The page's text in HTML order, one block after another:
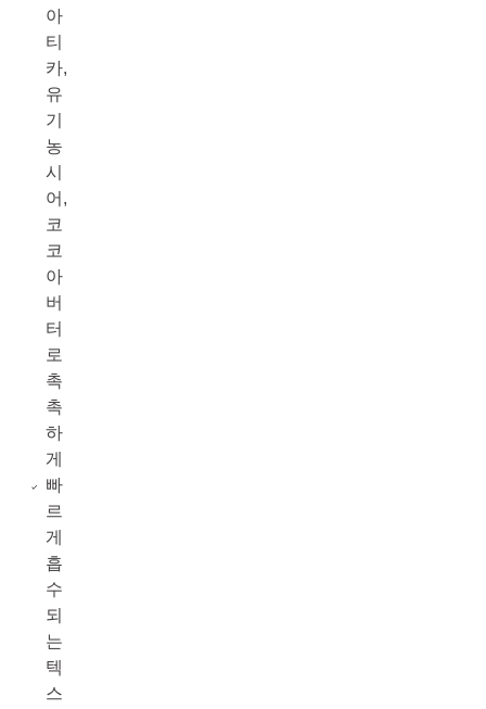
아
티
카,
유
기
농
시
어,
코
코
아
버
터
로
촉
촉
하
게
빠
르
게
흡
수
되
는
텍
스